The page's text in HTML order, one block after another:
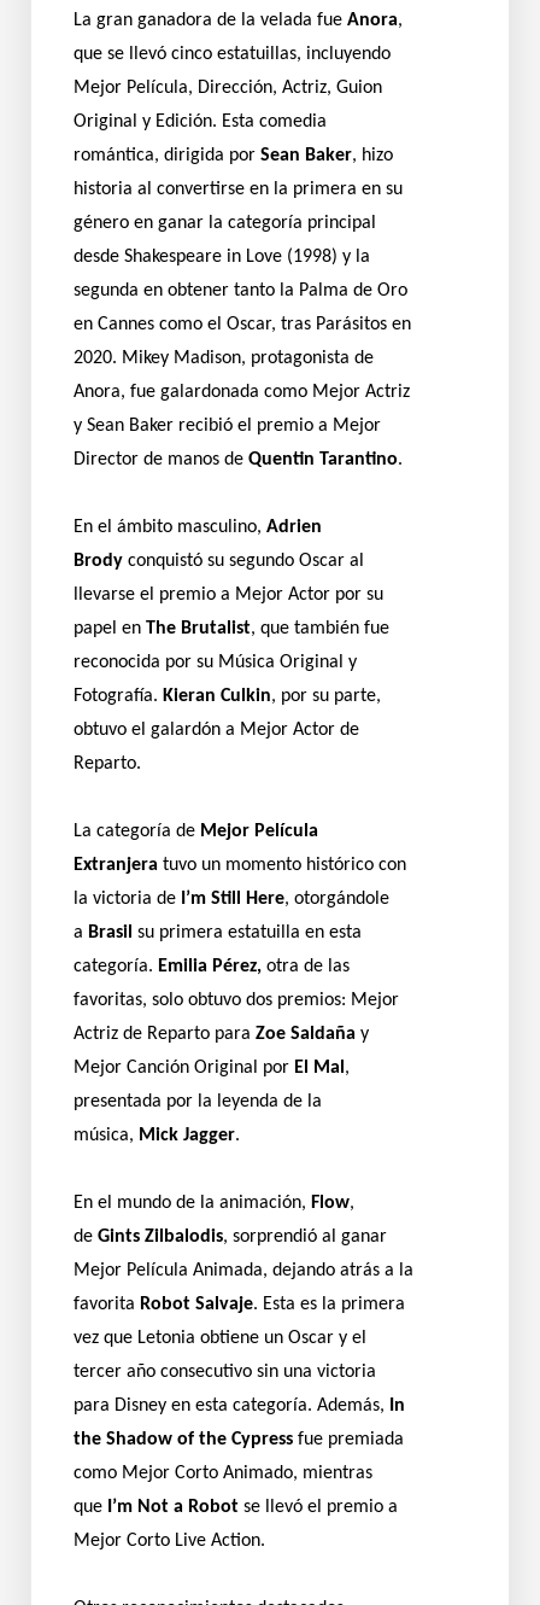
La gran ganadora de la velada fue Anora,
que se llevó cinco estatuillas, incluyendo
Mejor Película, Dirección, Actriz, Guion
Original y Edición. Esta comedia
romántica, dirigida por Sean Baker, hizo
historia al convertirse en la primera en su
género en ganar la categoría principal
desde Shakespeare in Love (1998) y la
segunda en obtener tanto la Palma de Oro
en Cannes como el Oscar, tras Parásitos en
2020. Mikey Madison, protagonista de
Anora, fue galardonada como Mejor Actriz
y Sean Baker recibió el premio a Mejor
Director de manos de Quentin Tarantino.
En el ámbito masculino, Adrien
Brody conquistó su segundo Oscar al
llevarse el premio a Mejor Actor por su
papel en The Brutalist, que también fue
reconocida por su Música Original y
Fotografía. Kieran Culkin, por su parte,
obtuvo el galardón a Mejor Actor de
Reparto.
La categoría de Mejor Película
Extranjera tuvo un momento histórico con
la victoria de I’m Still Here, otorgándole
a Brasil su primera estatuilla en esta
categoría. Emilia Pérez, otra de las
favoritas, solo obtuvo dos premios: Mejor
Actriz de Reparto para Zoe Saldaña y
Mejor Canción Original por El Mal ,
presentada por la leyenda de la
música, Mick Jagger.
En el mundo de la animación, Flow,
de Gints Zilbalodis, sorprendió al ganar
Mejor Película Animada, dejando atrás a la
favorita Robot Salvaje. Esta es la primera
vez que Letonia obtiene un Oscar y el
tercer año consecutivo sin una victoria
para Disney en esta categoría. Además,
In
the Shadow of the Cypress fue premiada
como Mejor Corto Animado, mientras
que I’m Not a Robot se llevó el premio a
Mejor Corto Live Action.